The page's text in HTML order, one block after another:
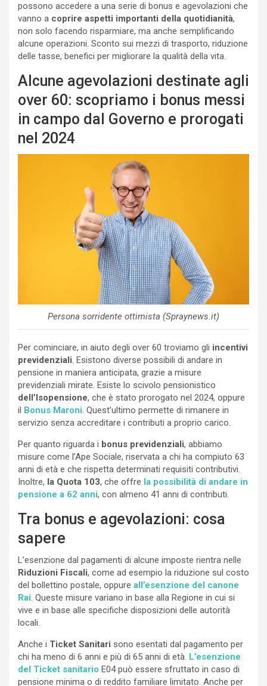
possono accedere a una serie di bonus e agevolazioni che
vanno a coprire aspetti importanti della quotidianità,
non solo facendo risparmiare, ma anche semplificando
alcune operazioni. Sconto sui mezzi di trasporto, riduzione
delle tasse, benefici per migliorare la qualità della vita.
Alcune agevolazioni destinate agli
over 60: scopriamo i bonus messi
in campo dal Governo e prorogati
nel 2024
Persona sorridente ottimista (Spraynews.it)
Per cominciare, in aiuto degli over 60 troviamo gli incentivi
previdenziali. Esistono diverse possibili di andare in
pensione in maniera anticipata, grazie a misure
previdenziali mirate. Esiste lo scivolo pensionistico
dell’Isopensione, che è stato prorogato nel 2024, oppure
il Bonus Maroni. Quest’ultimo permette di rimanere in
servizio senza accreditare i contributi a proprio carico.
Per quanto riguarda i bonus previdenziali, abbiamo
misure come l’Ape Sociale, riservata a chi ha compiuto 63
anni di età e che rispetta determinati requisiti contributivi.
Inoltre, la Quota 103, che offre la possibilità di andare in
pensione a 62 anni, con almeno 41 anni di contributi.
Tra bonus e agevolazioni: cosa
sapere
L’esenzione dal pagamenti di alcune imposte rientra nelle
Riduzioni Fiscali, come ad esempio la riduzione sul costo
del bollettino postale, oppure all’esenzione del canone
Rai. Queste misure variano in base alla Regione in cui si
vive e in base alle specifiche disposizioni delle autorità
locali.
Anche i Ticket Sanitari sono esentati dal pagamento per
chi ha meno di 6 anni e più di 65 anni di età. L’esenzione
del Ticket sanitario E04 può essere sfruttato in caso di
pensione minima o di reddito familiare limitato. Anche per